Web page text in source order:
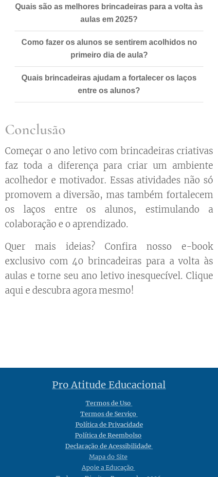
Quais são as melhores brincadeiras para a volta às
aulas em 2025?
Como fazer os alunos se sentirem acolhidos no
primeiro dia de aula?
Quais brincadeiras ajudam a fortalecer os laços
entre os alunos?
Conclusão
Começar o ano letivo com brincadeiras criativas
faz toda a diferença para criar um ambiente
acolhedor e motivador. Essas atividades não só
promovem a diversão, mas também fortalecem
os laços entre os alunos, estimulando a
colaboração e o aprendizado.
Quer mais ideias? Confira nosso e-book
exclusivo com 40 brincadeiras para a volta às
aulas e torne seu ano letivo inesquecível. Clique
aqui e descubra agora mesmo!
Pro Atitude Educacional
Termos de Uso
Termos de Serviço
Política de Privacidade
Política de Reembolso
Declaração de Acessibilidade
Mapa do Site
Apoie a Educação